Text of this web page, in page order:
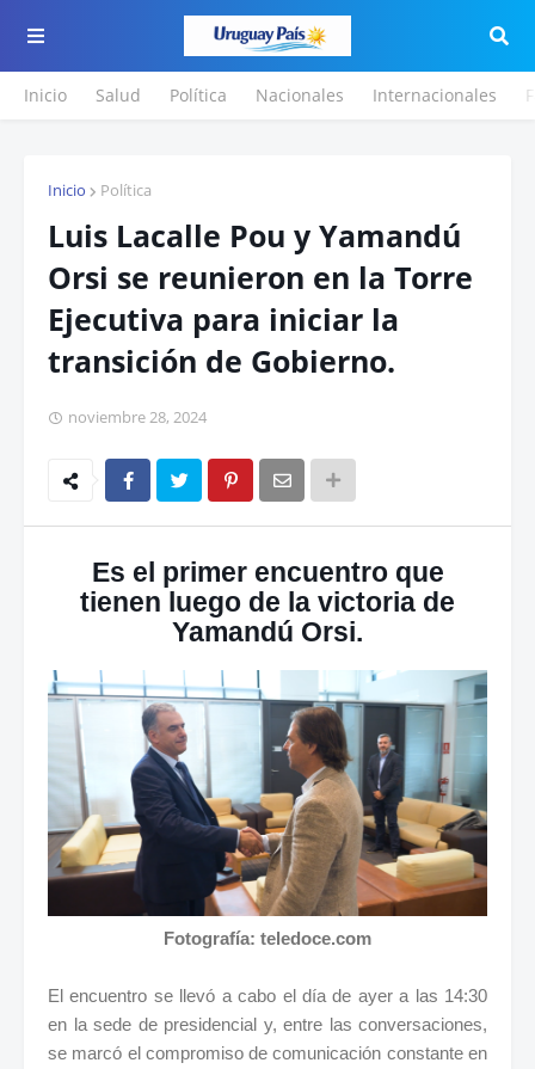
Inicio Salud Política Nacionales Internacionales
Inicio Política
Luis Lacalle Pou y Yamandú
Orsi se reunieron en la Torre
Ejecutiva para iniciar la
transición de Gobierno.
noviembre 28, 2024
Es el primer encuentro que
tienen luego de la victoria de
Yamandú Orsi.
Fotografía: teledoce.com
El encuentro se llevó a cabo el día de ayer a las 14:30
en la sede de presidencial y, entre las conversaciones,
se marcó el compromiso de comunicación constante en